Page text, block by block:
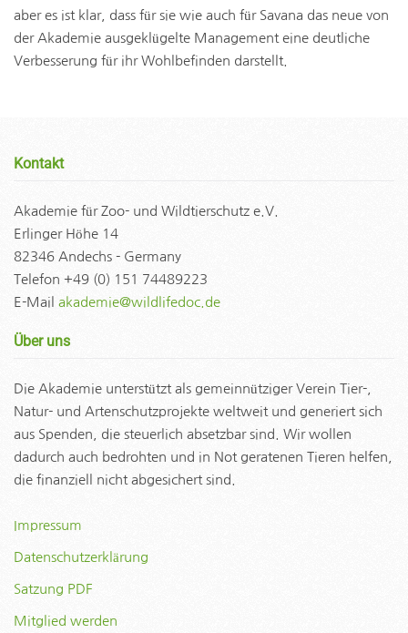
aber es ist klar, dass für sie wie auch für Savana das neue von
der Akademie ausgeklügelte Management eine deutliche
Verbesserung für ihr Wohlbefinden darstellt.
Kontakt
Akademie für Zoo- und Wildtierschutz e.V.
Erlinger Höhe 14
82346 Andechs - Germany
Telefon +49 (0) 151 74489223
E-Mail akademie@wildlifedoc.de
Über uns
Die Akademie unterstützt als gemeinnütziger Verein Tier-,
Natur- und Artenschutzprojekte weltweit und generiert sich
aus Spenden, die steuerlich absetzbar sind. Wir wollen
dadurch auch bedrohten und in Not geratenen Tieren helfen,
die finanziell nicht abgesichert sind.
Impressum
Datenschutzerklärung
Satzung PDF
Mitglied werden